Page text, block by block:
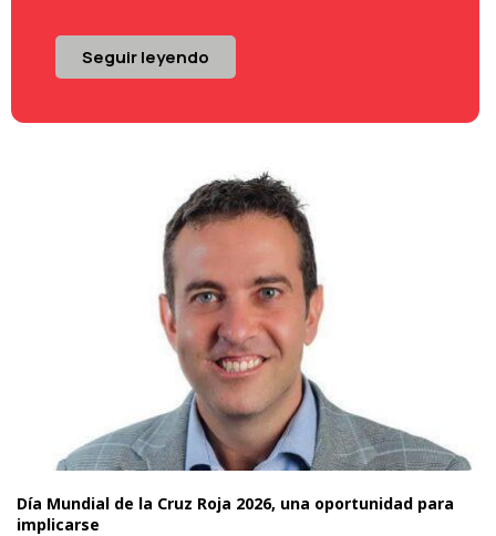
Seguir leyendo
Día Mundial de la Cruz Roja 2026, una oportunidad para
implicarse